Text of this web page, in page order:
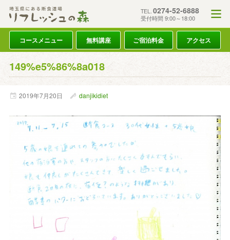
TEL. 0274-52-6888
受付時間 9:00～18:00
コースメニュー 無料講座 ご宿泊料金 アクセス
149%e5%86%8a018
2019年7月20日 danjikidiet